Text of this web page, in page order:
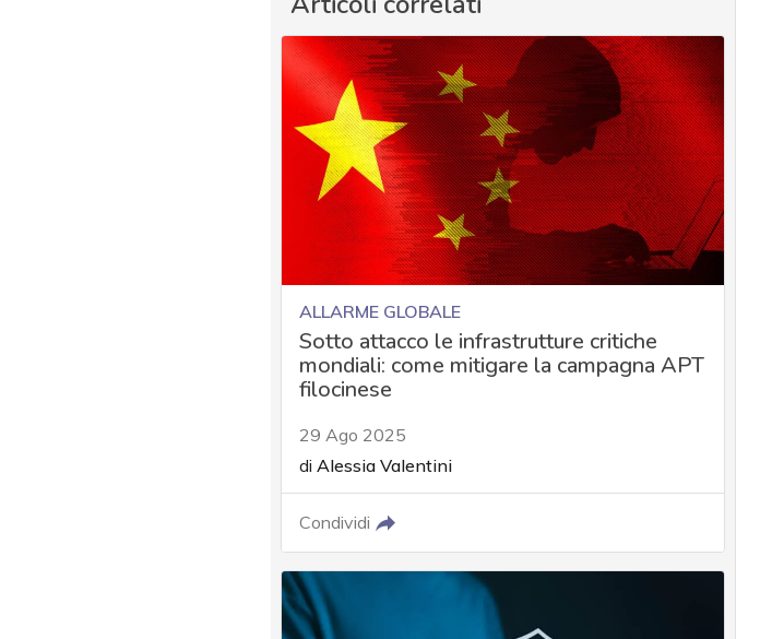
ALLARME GLOBALE
Sotto attacco le infrastrutture critiche
mondiali: come mitigare la campagna APT
filocinese
29 Ago 2025
di Alessia Valentini
Condividi